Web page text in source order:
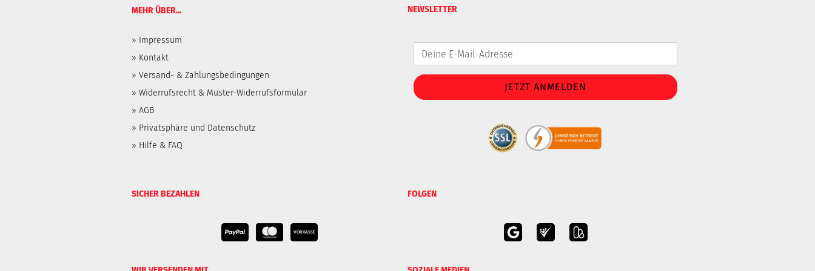
MEHR ÜBER...
» Impressum
» Kontakt
» Versand- & Zahlungsbedingungen
» Widerrufsrecht & Muster-Widerrufsformular
» AGB
» Privatsphäre und Datenschutz
» Hilfe & FAQ
NEWSLETTER
SICHER BEZAHLEN FOLGEN